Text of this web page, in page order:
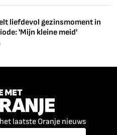
liefdevol gezinsmoment in
'Mijn kleine meid'
laatste Oranje nieuws